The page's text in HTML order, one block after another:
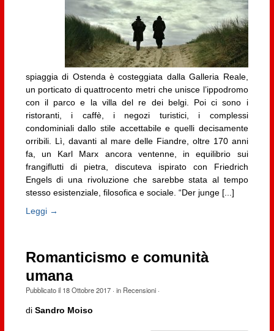
spiaggia di Ostenda è costeggiata dalla Galleria Reale,
un porticato di quattrocento metri che unisce l’ippodromo
con il parco e la villa del re dei belgi. Poi ci sono i
ristoranti, i caffè, i negozi turistici, i complessi
condominiali dallo stile accettabile e quelli decisamente
orribili. Lì, davanti al mare delle Fiandre, oltre 170 anni
fa, un Karl Marx ancora ventenne, in equilibrio sui
frangiflutti di pietra, discuteva ispirato con Friedrich
Engels di una rivoluzione che sarebbe stata al tempo
stesso esistenziale, filosofica e sociale. “Der junge [...]
Leggi →
Romanticismo e comunità
umana
Pubblicato il 18 Ottobre 2017· in Recensioni·
di Sandro Moiso